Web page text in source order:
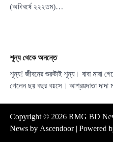
(অধিবর্ষে ২২২তম)…
শূন্য থেকে অনন্তে
শূন্য! জীবনের শুরুটাই শূন্য। বাবা মারা
গেলেন ছয় বছর বয়সে। আশ্রয়দাতা দাদা
Copyright © 2026 RMG BD
News by Ascendoor| Powered